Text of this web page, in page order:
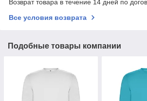
Возврат товара в течение 14 дней по
Все условия возврата
Подобные товары компании